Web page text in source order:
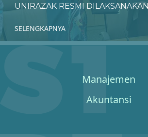
UNIRAZAK RESMI DILAKSANAKAN
SELENGKAPNYA
Manajemen
Akuntansi